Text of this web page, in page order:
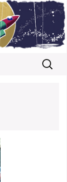
Buscar: